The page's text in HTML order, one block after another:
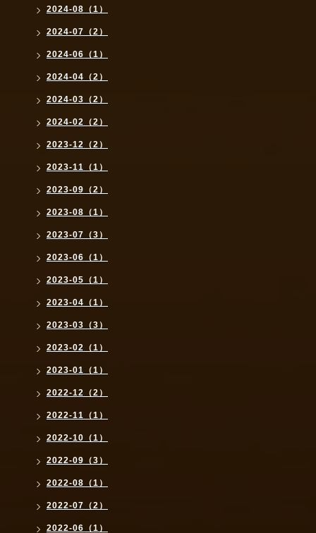
2024-08（1）
2024-07（2）
2024-06（1）
2024-04（2）
2024-03（2）
2024-02（2）
2023-12（2）
2023-11（1）
2023-09（2）
2023-08（1）
2023-07（3）
2023-06（1）
2023-05（1）
2023-04（1）
2023-03（3）
2023-02（1）
2023-01（1）
2022-12（2）
2022-11（1）
2022-10（1）
2022-09（3）
2022-08（1）
2022-07（2）
2022-06（1）